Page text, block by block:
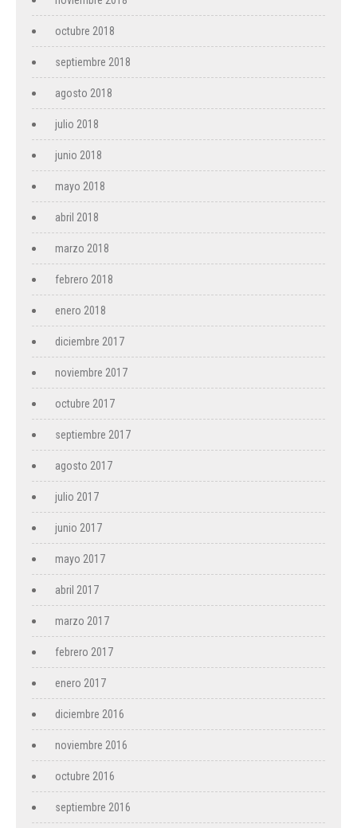
octubre 2018
septiembre 2018
agosto 2018
julio 2018
junio 2018
mayo 2018
abril 2018
marzo 2018
febrero 2018
enero 2018
diciembre 2017
noviembre 2017
octubre 2017
septiembre 2017
agosto 2017
julio 2017
junio 2017
mayo 2017
abril 2017
marzo 2017
febrero 2017
enero 2017
diciembre 2016
noviembre 2016
octubre 2016
septiembre 2016